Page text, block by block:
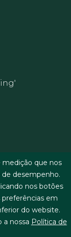
medição que nos
desempenho.
nos botões
preferências em
do website.
a nossa Política de